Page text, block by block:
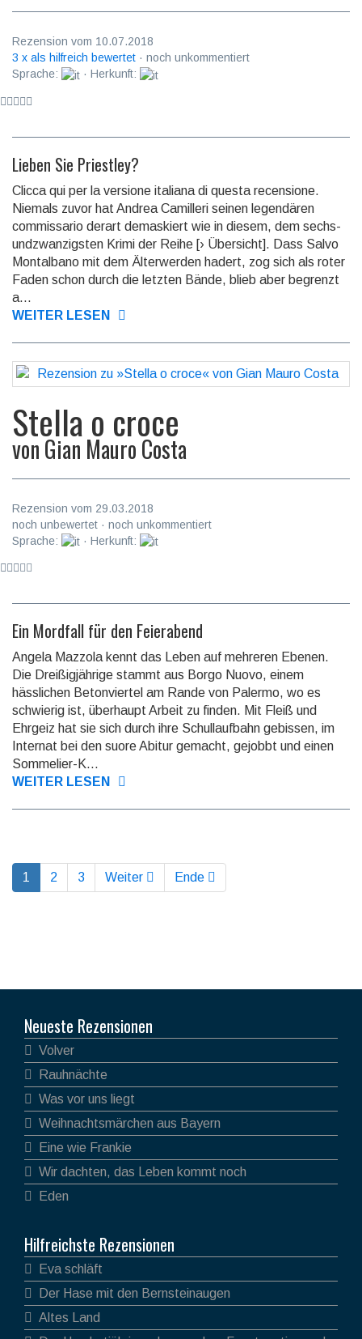
Rezension vom 10.07.2018
3 x als hilfreich bewertet · noch unkommentiert
Sprache:
· Herkunft:
Lieben Sie Priestley?
Clicca qui per la versione italiana di questa recensione.
Niemals zuvor hat Andrea Camilleri seinen legendären
commissario derart demaskiert wie in diesem, dem sechs­
undzwan­zigsten Krimi der Reihe [› Übersicht]. Dass Salvo
Montalbano mit dem Älter­werden hadert, zog sich als roter
Faden schon durch die letzten Bände, blieb aber begrenzt
a...
WEITER LESEN
Stella o croce
vonGian Mauro Costa
Rezension vom 29.03.2018
noch unbewertet · noch unkommentiert
Sprache:
· Herkunft:
Ein Mordfall für den Feierabend
Angela Mazzola kennt das Leben auf mehreren Ebenen.
Die Dreißig­jährige stammt aus Borgo Nuovo, einem
hässlichen Beton­viertel am Rande von Palermo, wo es
schwierig ist, überhaupt Arbeit zu finden. Mit Fleiß und
Ehrgeiz hat sie sich durch ihre Schul­lauf­bahn gebissen, im
Internat bei den suore Abitur gemacht, gejobbt und einen
Sommelier-K...
WEITER LESEN
1 2 3 Weiter Ende
Neueste Rezensionen
Volver
Rauhnächte
Was vor uns liegt
Weihnachtsmärchen aus Bayern
Eine wie Frankie
Wir dachten, das Leben kommt noch
Eden
Hilfreichste Rezensionen
Eva schläft
Der Hase mit den Bernsteinaugen
Altes Land